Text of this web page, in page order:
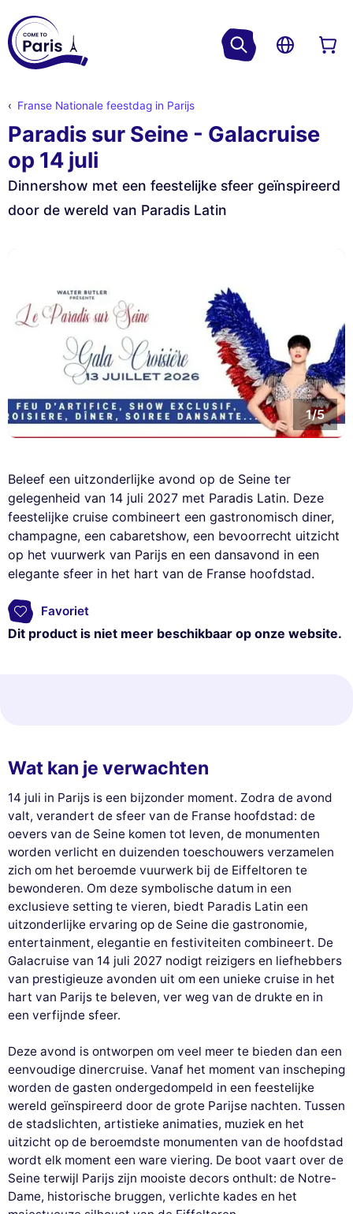
Franse Nationale feestdag in Parijs
Paradis sur Seine - Galacruise
op 14 juli
Dinnershow met een feestelijke sfeer geïnspireerd
door de wereld van Paradis Latin
1/5
Beleef een uitzonderlijke avond op de Seine ter
gelegenheid van 14 juli 2027 met Paradis Latin. Deze
feestelijke cruise combineert een gastronomisch diner,
champagne, een cabaretshow, een bevoorrecht uitzicht
op het vuurwerk van Parijs en een dansavond in een
elegante sfeer in het hart van de Franse hoofdstad.
Favoriet
Dit product is niet meer beschikbaar op onze website.
Wat kan je verwachten
14 juli in Parijs is een bijzonder moment. Zodra de avond
valt, verandert de sfeer van de Franse hoofdstad: de
oevers van de Seine komen tot leven, de monumenten
worden verlicht en duizenden toeschouwers verzamelen
zich om het beroemde vuurwerk bij de Eiffeltoren te
bewonderen. Om deze symbolische datum in een
exclusieve setting te vieren, biedt Paradis Latin een
uitzonderlijke ervaring op de Seine die gastronomie,
entertainment, elegantie en festiviteiten combineert. De
Galacruise van 14 juli 2027 nodigt reizigers en liefhebbers
van prestigieuze avonden uit om een unieke cruise in het
hart van Parijs te beleven, ver weg van de drukte en in
een verfijnde sfeer.
Deze avond is ontworpen om veel meer te bieden dan een
eenvoudige dinercruise. Vanaf het moment van inscheping
worden de gasten ondergedompeld in een feestelijke
wereld geïnspireerd door de grote Parijse nachten. Tussen
de stadslichten, artistieke animaties, muziek en het
uitzicht op de beroemdste monumenten van de hoofdstad
wordt elk moment een ware viering. De boot vaart over de
Seine terwijl Parijs zijn mooiste decors onthult: de Notre-
Dame, historische bruggen, verlichte kades en het